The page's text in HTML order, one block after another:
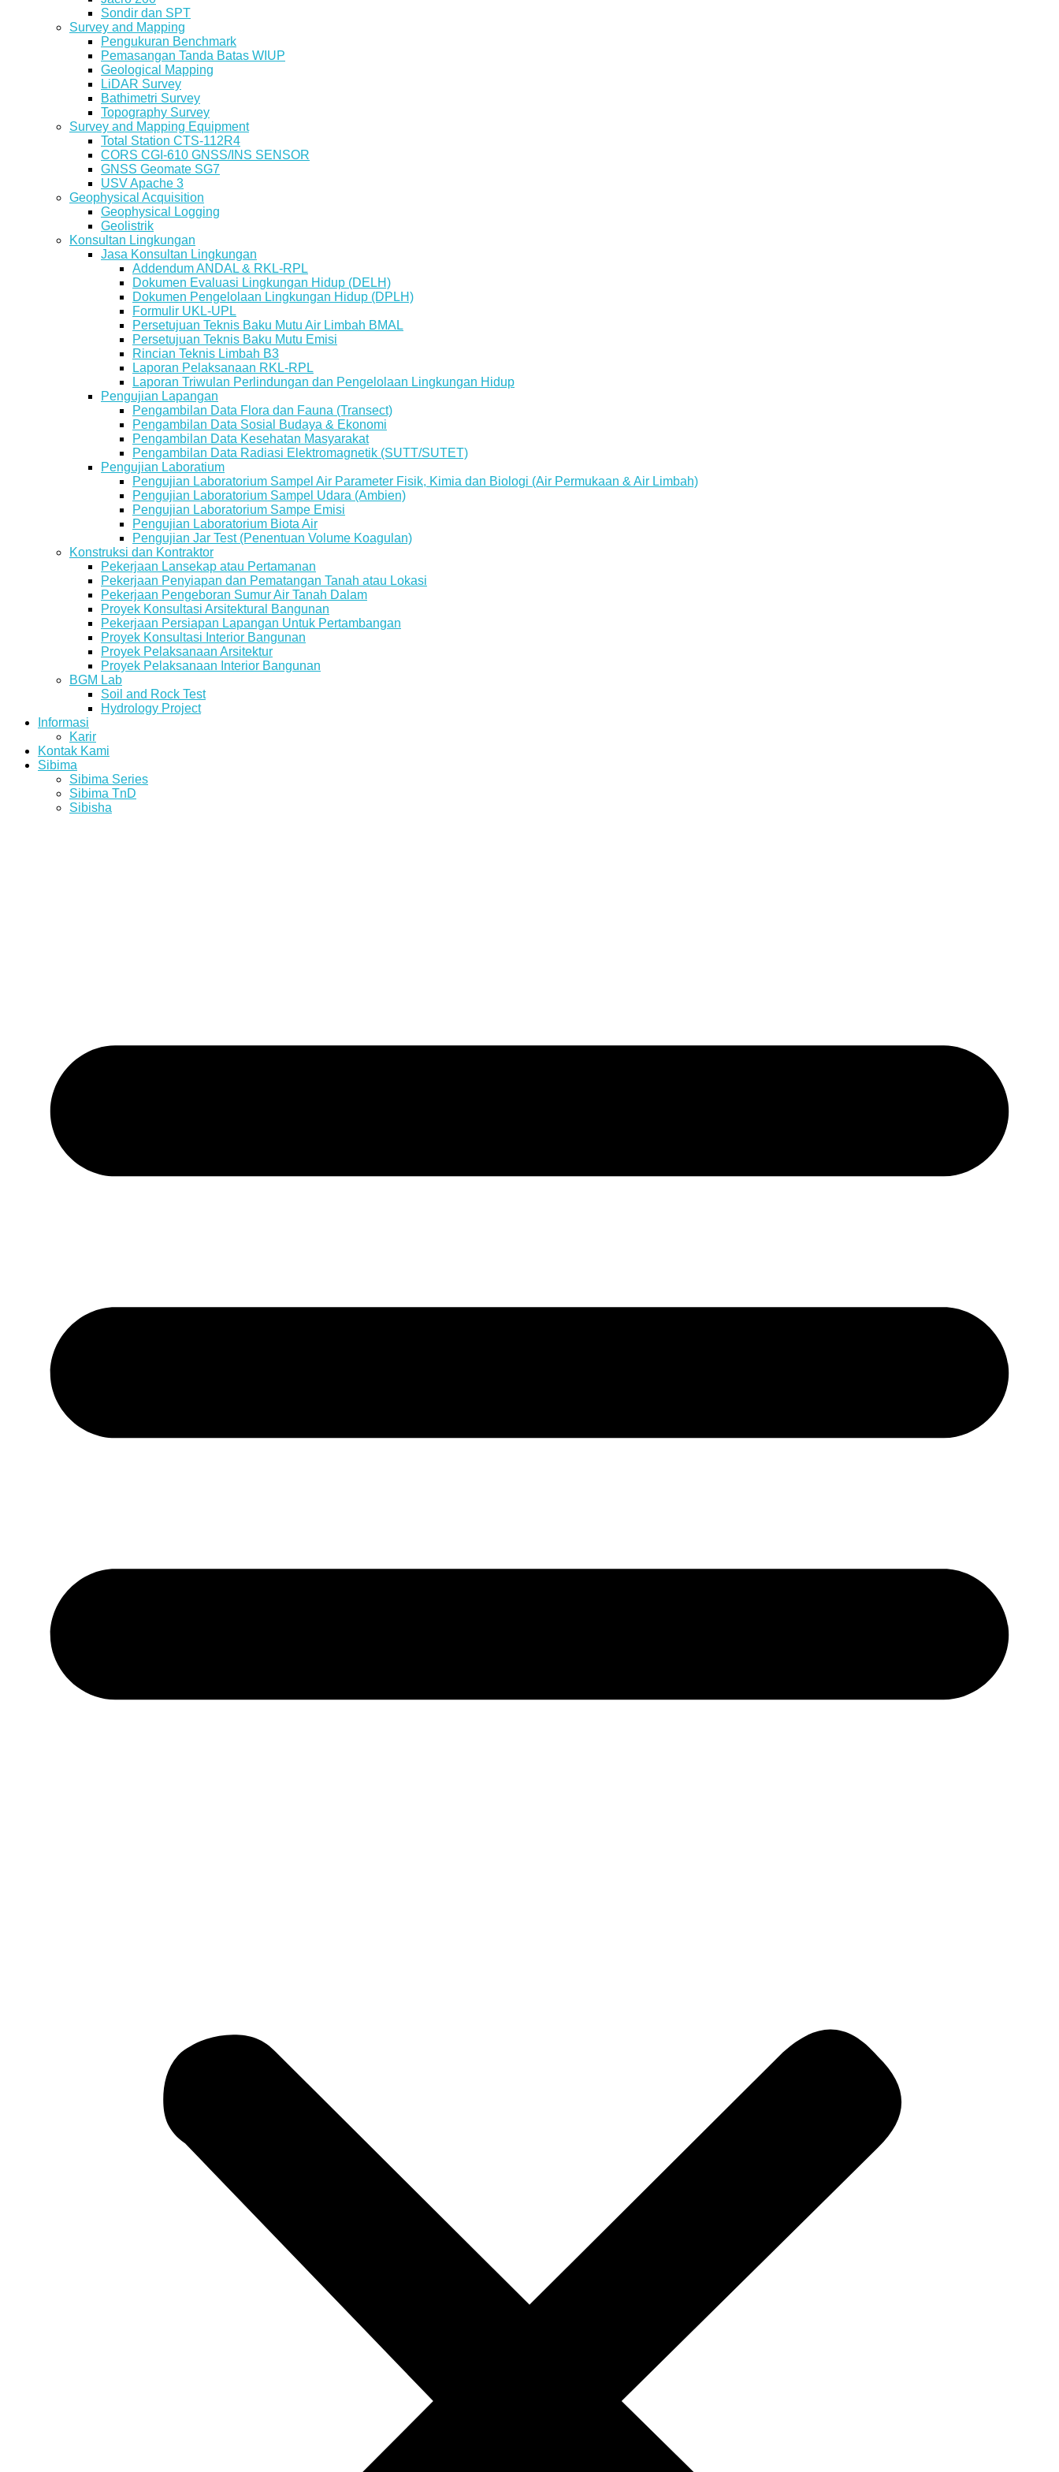
Sondir dan SPT
Survey and Mapping
Pengukuran Benchmark
Pemasangan Tanda Batas WIUP
Geological Mapping
LiDAR Survey
Bathimetri Survey
Topography Survey
Survey and Mapping Equipment
Total Station CTS-112R4
CORS CGI-610 GNSS/INS SENSOR
GNSS Geomate SG7
USV Apache 3
Geophysical Acquisition
Geophysical Logging
Geolistrik
Konsultan Lingkungan
Jasa Konsultan Lingkungan
Addendum ANDAL & RKL-RPL
Dokumen Evaluasi Lingkungan Hidup (DELH)
Dokumen Pengelolaan Lingkungan Hidup (DPLH)
Formulir UKL-UPL
Persetujuan Teknis Baku Mutu Air Limbah BMAL
Persetujuan Teknis Baku Mutu Emisi
Rincian Teknis Limbah B3
Laporan Pelaksanaan RKL-RPL
Laporan Triwulan Perlindungan dan Pengelolaan Lingkungan Hidup
Pengujian Lapangan
Pengambilan Data Flora dan Fauna (Transect)
Pengambilan Data Sosial Budaya & Ekonomi
Pengambilan Data Kesehatan Masyarakat
Pengambilan Data Radiasi Elektromagnetik (SUTT/SUTET)
Pengujian Laboratium
Pengujian Laboratorium Sampel Air Parameter Fisik, Kimia dan Biologi (Air Permukaan & Air Limbah)
Pengujian Laboratorium Sampel Udara (Ambien)
Pengujian Laboratorium Sampe Emisi
Pengujian Laboratorium Biota Air
Pengujian Jar Test (Penentuan Volume Koagulan)
Konstruksi dan Kontraktor
Pekerjaan Lansekap atau Pertamanan
Pekerjaan Penyiapan dan Pematangan Tanah atau Lokasi
Pekerjaan Pengeboran Sumur Air Tanah Dalam
Proyek Konsultasi Arsitektural Bangunan
Pekerjaan Persiapan Lapangan Untuk Pertambangan
Proyek Konsultasi Interior Bangunan
Proyek Pelaksanaan Arsitektur
Proyek Pelaksanaan Interior Bangunan
BGM Lab
Soil and Rock Test
Hydrology Project
Informasi
Karir
Kontak Kami
Sibima
Sibima Series
Sibima TnD
Sibisha